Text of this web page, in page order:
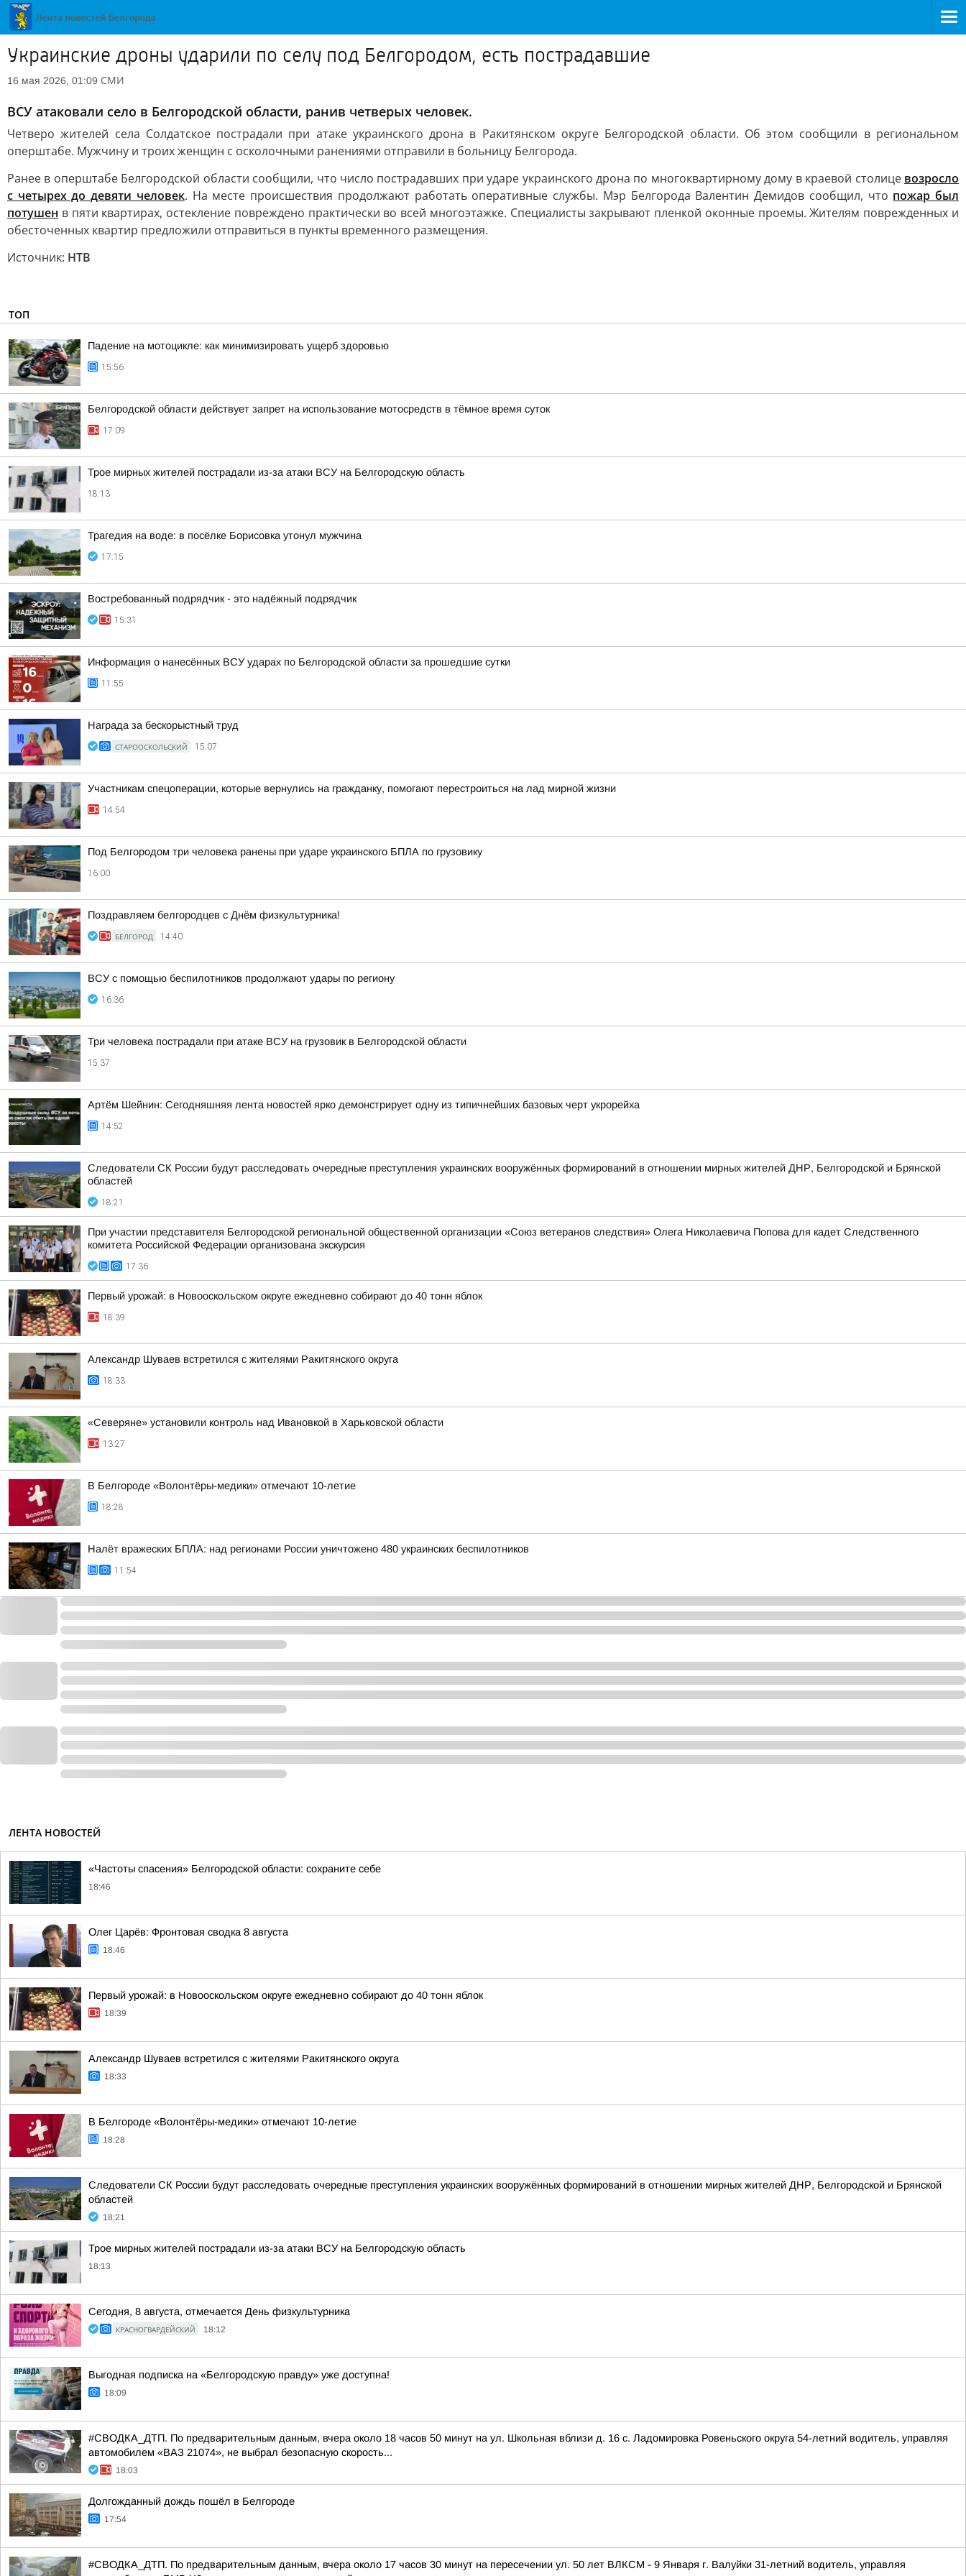
Украинские дроны ударили по селу под Белгородом, есть пострадавшие
16 мая 2026, 01:09 СМИ
ВСУ атаковали село в Белгородской области, ранив четверых человек.
Четверо жителей села Солдатское пострадали при атаке украинского дрона в Ракитянском округе Белгородской области. Об этом сообщили в региональном
оперштабе. Мужчину и троих женщин с осколочными ранениями отправили в больницу Белгорода.
Ранее в оперштабе Белгородской области сообщили, что число пострадавших при ударе украинского дрона по многоквартирному дому в краевой столице возросло
с четырех до девяти человек. На месте происшествия продолжают работать оперативные службы. Мэр Белгорода Валентин Демидов сообщил, что пожар был
потушен в пяти квартирах, остекление повреждено практически во всей многоэтажке. Специалисты закрывают пленкой оконные проемы. Жителям поврежденных и
обесточенных квартир предложили отправиться в пункты временного размещения.
Источник: НТВ
ТОП
Падение на мотоцикле: как минимизировать ущерб здоровью
15:56
Белгородской области действует запрет на использование мотосредств в тёмное время суток
17:09
Трое мирных жителей пострадали из-за атаки ВСУ на Белгородскую область
18:13
Трагедия на воде: в посёлке Борисовка утонул мужчина
17:15
Востребованный подрядчик - это надёжный подрядчик
15:31
Информация о нанесённых ВСУ ударах по Белгородской области за прошедшие сутки
11:55
Награда за бескорыстный труд
СТАРООСКОЛЬСКИЙ 15:07
Участникам спецоперации, которые вернулись на гражданку, помогают перестроиться на лад мирной жизни
14:54
Под Белгородом три человека ранены при ударе украинского БПЛА по грузовику
16:00
Поздравляем белгородцев с Днём физкультурника!
БЕЛГОРОД 14:40
ВСУ с помощью беспилотников продолжают удары по региону
16:36
Три человека пострадали при атаке ВСУ на грузовик в Белгородской области
15:37
Артём Шейнин: Сегодняшняя лента новостей ярко демонстрирует одну из типичнейших базовых черт укрорейха
14:52
Следователи СК России будут расследовать очередные преступления украинских вооружённых формирований в отношении мирных жителей ДНР, Белгородской и Брянской
областей
18:21
При участии представителя Белгородской региональной общественной организации «Союз ветеранов следствия» Олега Николаевича Попова для кадет Следственного
комитета Российской Федерации организована экскурсия
17:36
Первый урожай: в Новооскольском округе ежедневно собирают до 40 тонн яблок
18:39
Александр Шуваев встретился с жителями Ракитянского округа
18:33
«Северяне» установили контроль над Ивановкой в Харьковской области
13:27
В Белгороде «Волонтёры-медики» отмечают 10-летие
18:28
Налёт вражеских БПЛА: над регионами России уничтожено 480 украинских беспилотников
11:54
ЛЕНТА НОВОСТЕЙ
«Частоты спасения» Белгородской области: сохраните себе
18:46
Олег Царёв: Фронтовая сводка 8 августа
18:46
Первый урожай: в Новооскольском округе ежедневно собирают до 40 тонн яблок
18:39
Александр Шуваев встретился с жителями Ракитянского округа
18:33
В Белгороде «Волонтёры-медики» отмечают 10-летие
18:28
Следователи СК России будут расследовать очередные преступления украинских вооружённых формирований в отношении мирных жителей ДНР, Белгородской и Брянской
областей
18:21
Трое мирных жителей пострадали из-за атаки ВСУ на Белгородскую область
18:13
Сегодня, 8 августа, отмечается День физкультурника
КРАСНОГВАРДЕЙСКИЙ 18:12
Выгодная подписка на «Белгородскую правду» уже доступна!
18:09
#СВОДКА_ДТП. По предварительным данным, вчера около 18 часов 50 минут на ул. Школьная вблизи д. 16 с. Ладомировка Ровеньского округа 54-летний водитель, управляя
автомобилем «ВАЗ 21074», не выбрал безопасную скорость...
18:03
Долгожданный дождь пошёл в Белгороде
17:54
#СВОДКА_ДТП. По предварительным данным, вчера около 17 часов 30 минут на пересечении ул. 50 лет ВЛКСМ - 9 Января г. Валуйки 31-летний водитель, управляя